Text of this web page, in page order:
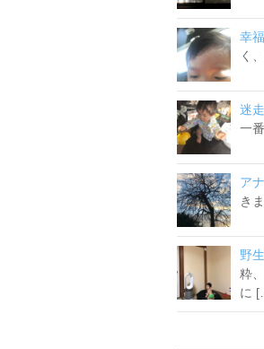
幸
く
迷
一
ア
き
野
粋
に